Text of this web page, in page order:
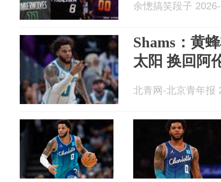
余憁搞笑段子
Shams：黄
太阳 换回阿
北青网-北京青年报